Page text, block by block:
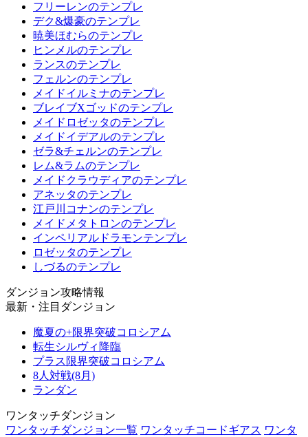
フリーレンのテンプレ
デク&爆豪のテンプレ
暁美ほむらのテンプレ
ヒンメルのテンプレ
ランスのテンプレ
フェルンのテンプレ
メイドイルミナのテンプレ
ブレイブXゴッドのテンプレ
メイドロゼッタのテンプレ
メイドイデアルのテンプレ
ゼラ&チェルンのテンプレ
レム&ラムのテンプレ
メイドクラウディアのテンプレ
アネッタのテンプレ
江戸川コナンのテンプレ
メイドメタトロンのテンプレ
インペリアルドラモンテンプレ
ロゼッタのテンプレ
しづるのテンプレ
ダンジョン攻略情報
最新・注目ダンジョン
魔夏の+限界突破コロシアム
転生シルヴィ降臨
プラス限界突破コロシアム
8人対戦(8月)
ランダン
ワンタッチダンジョン
ワンタッチダンジョン一覧 ワンタッチコードギアス ワンタ